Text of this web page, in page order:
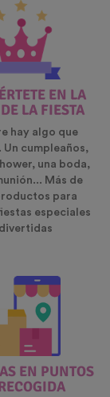
EN LA
LA FIESTA
hay algo que
Un cumpleaños,
una boda,
Más de
para
especiales
EN PUNTOS